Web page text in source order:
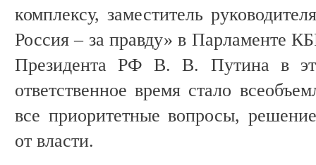
комплексу, заместитель
Россия – за правду» в Парламенте
Президента РФ В. В. Путина в
ответственное время стало
все приоритетные вопросы,
от власти.